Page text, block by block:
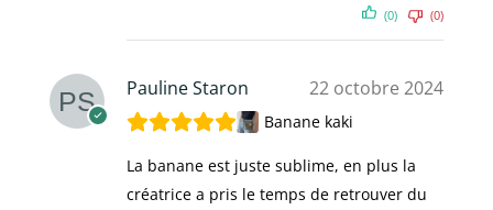
(0) (0)
Pauline Staron 22 octobre 2024
Banane kaki
La banane est juste sublime, en plus la
créatrice a pris le temps de retrouver du